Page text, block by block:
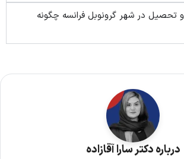
در شهر گرونوبل فرانسه چگونه
درباره دکتر سارا آقازاده